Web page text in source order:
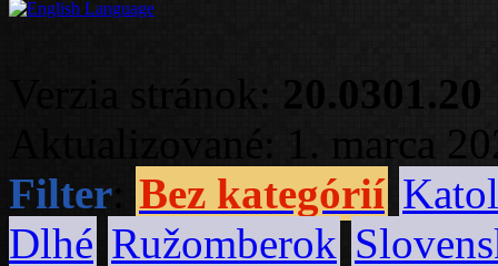
Verzia stránok: 20.0301.20
Aktualizované: 1. marca
Filter Bez kategórií
Dlhé Ružomberok